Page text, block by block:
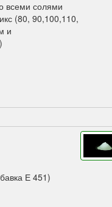
всеми солями
(80, 90,100,110,
и
Е 451)